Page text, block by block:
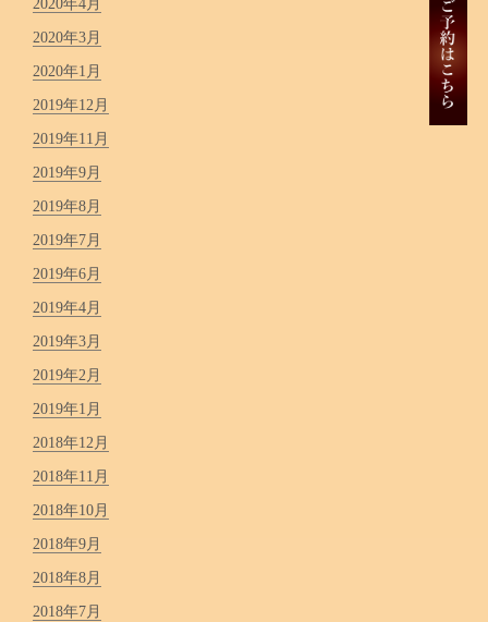
2020年4月
2020年3月
2020年1月
2019年12月
2019年11月
2019年9月
2019年8月
2019年7月
2019年6月
2019年4月
2019年3月
2019年2月
2019年1月
2018年12月
2018年11月
2018年10月
2018年9月
2018年8月
2018年7月